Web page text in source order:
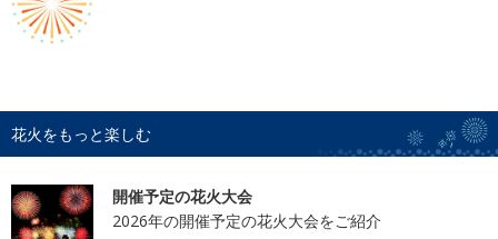
花火をもっと楽しむ
開催予定の花火大会
2026年の開催予定の花火大会をご紹介